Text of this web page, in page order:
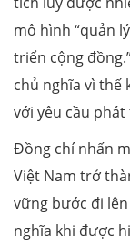
mô hình “quản
triển cộng
chủ nghĩa vì thế
với yêu cầu
Đồng chí nhấn
Việt Nam trở
vững bước đi
nghĩa khi được